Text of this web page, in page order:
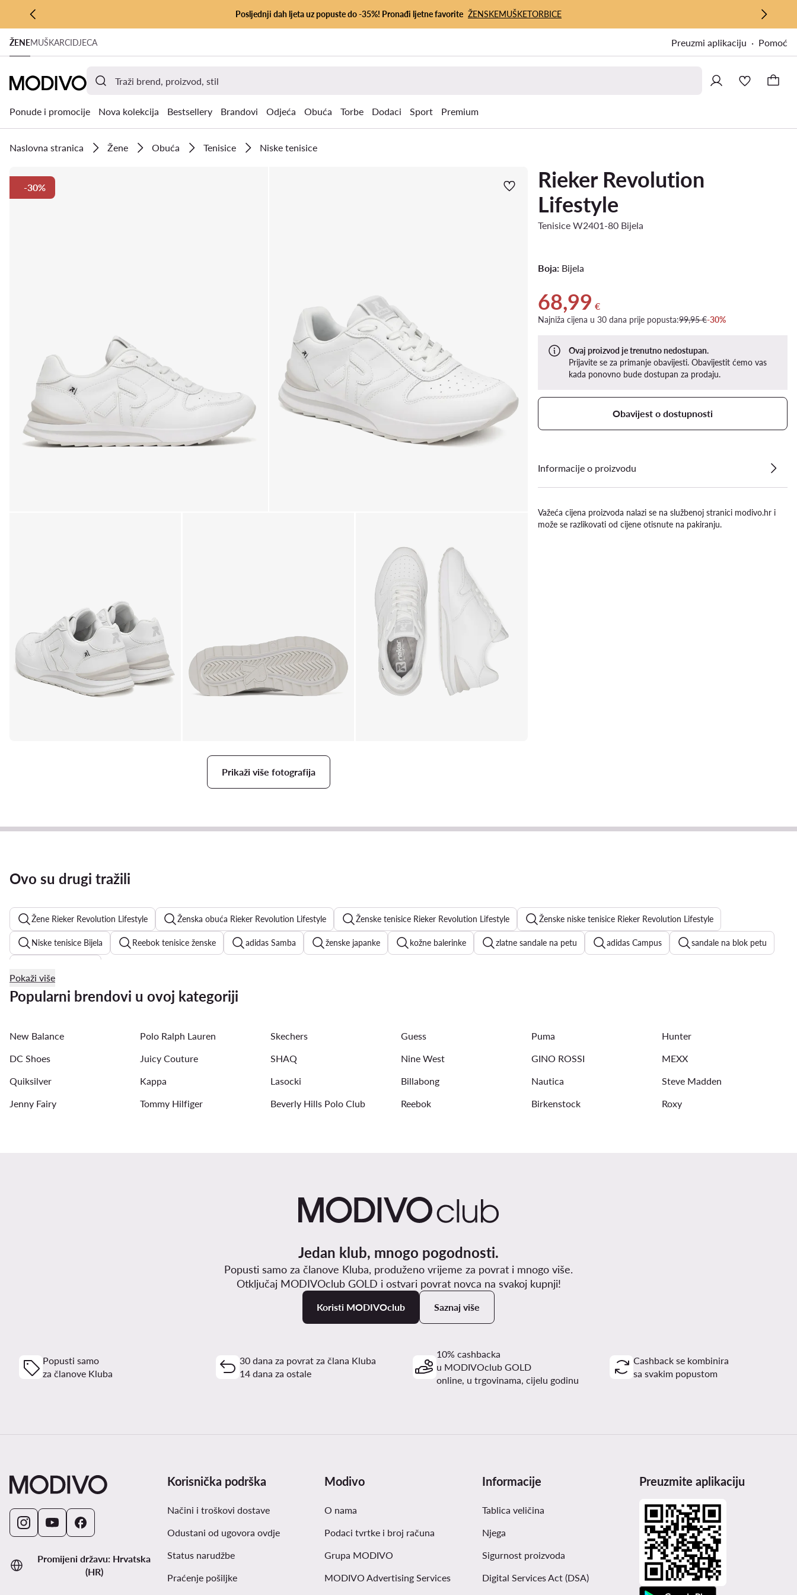
PRIJEĐI NA GLAVNI SADRŽAJ
PRIJEĐI NA PRETRAŽIVANJE
Posljednji dah ljeta uz popuste do -35%! Pronađi ljetne favorite ŽENSKEMUŠKETORBICE
ŽENEMUŠKARCIDJECA Preuzmi aplikaciju Pomoć
Ponude i promocije Nova kolekcija Bestsellery Brandovi Odjeća Obuća Torbe Dodaci Sport Premium
Naslovna stranica Žene Obuća Tenisice Niske tenisice
Prikaži više fotografija
-30%
Rieker Revolution
Lifestyle
Tenisice W2401-80 Bijela
Boja:Bijela
Trenutna cijena 68,99 €
68,99 €
Najniža cijena u 30 dana prije popusta:99,95 €-30%
Ovaj proizvod je trenutno nedostupan.
Prijavite se za primanje obavijesti. Obavijestit ćemo vas
kada ponovno bude dostupan za prodaju.
Obavijest o dostupnosti
Informacije o proizvodu
Važeća cijena proizvoda nalazi se na službenoj stranici modivo.hr i
može se razlikovati od cijene otisnute na pakiranju.
Ovo su drugi tražili
Žene Rieker Revolution Lifestyle Ženska obuća Rieker Revolution Lifestyle Ženske tenisice Rieker Revolution Lifestyle Ženske niske tenisice Rieker Revolution Lifestyle
Niske tenisice Bijela Reebok tenisice ženske adidas Samba ženske japanke kožne balerinke zlatne sandale na petu adidas Campus sandale na blok petu
srebrne sandale na petu ženske ravne sandale
Guess tenisice ženske natikače crvene štikle
Pokaži više
Popularni brendovi u ovoj kategoriji
New Balance Polo Ralph Lauren Skechers Guess Puma
Hunter
DC Shoes
Juicy Couture SHAQ Nine West GINO ROSSI
MEXX
Quiksilver
Kappa Lasocki Billabong Nautica
Steve Madden
Jenny Fairy
Tommy Hilfiger Beverly Hills Polo Club Reebok Birkenstock Roxy
Jedan klub, mnogo pogodnosti.
Popusti samo za članove Kluba, produženo vrijeme za povrat i mnogo više.
Otključaj MODIVOclub GOLD i ostvari povrat novca na svakoj kupnji!
Koristi MODIVOclub Saznaj više
Popusti samo
za članove Kluba
30 dana za povrat za člana Kluba
14 dana za ostale
10% cashbacka
u MODIVOclub GOLD
online, u trgovinama, cijelu godinu
Cashback se kombinira
sa svakim popustom
Promijeni državu: Hrvatska
(HR)
Korisnička podrška
Načini i troškovi dostave
Odustani od ugovora ovdje
Status narudžbe
Praćenje pošiljke
Modivo
O nama
Podaci tvrtke i broj računa
Grupa MODIVO
MODIVO Advertising Services
Informacije
Tablica veličina
Njega
Sigurnost proizvoda
Digital Services Act (DSA)
Preuzmite aplikaciju